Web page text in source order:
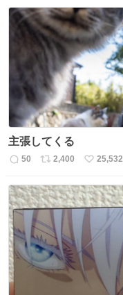
主張してくる
返
数
50
リ
ス
ト
数
2,400
い
ね
数
25,532